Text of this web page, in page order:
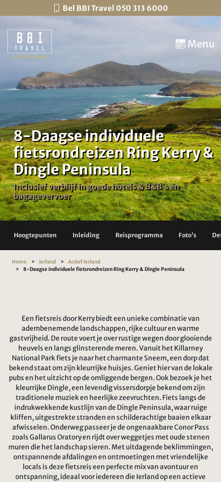
Bel BBI Travel 050 313 6000
Menu
8-Daagse individuele
fietsrondreizen Ring Kerry &
Dingle Peninsula
Inclusief verblijf in goede hotels & B&B`s en
bagagevervoer
Hoogtepunten Inleiding Reisprogramma Foto's
Home Ierland
Actief Ierland
8-Daagse individuele fietsrondreizen Ring Kerry & Dingle Peninsula
Een fietsreis door Kerry biedt een unieke combinatie van
adembenemende landschappen, rijke cultuur en warme
gastvrijheid. De route voert je over rustige wegen door glooiende
heuvels en langs glinsterende meren. Vanuit het Killarney
National Park fiets je naar het charmante Sneem, een dorp dat
bekend staat om zijn kleurrijke huisjes. Geniet hier van de lokale
pubs en het uitzicht op de omliggende bergen. Ook bezoek je het
kleurrijke Dingle, een levendig vissersdorpje bekend om zijn
traditionele muziek en heerlijke zeevruchten. Fiets langs de
indrukwekkende kustlijn van de Dingle Peninsula, waar ruige
kliffen, uitgestrekte stranden en schilderachtige baaien elkaar
afwisselen. Onderweg passeer je de ongenaakbare Conor Pass
zoals Gallarus Oratory en rijdt over weggetjes met oude stenen
muren die het landschap sieren. Met uitdagende beklimmingen,
ontspannende afdalingen en ontmoetingen met vriendelijke
locals is deze fietsreis een perfecte mix van avontuur en
ontspanning, ideaal voor iedereen die Ierland op een actieve